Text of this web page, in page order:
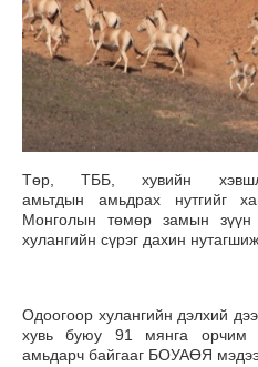
Төр, ТББ, хувийн
амьтдын амьдрах нутгийг
Монголын төмөр замын зүүн
хулангийн сүрэг дахин
Одоогоор хулангийн дэлхий
хувь буюу 91 мянга орчим
амьдарч байгааг БОУАӨЯ